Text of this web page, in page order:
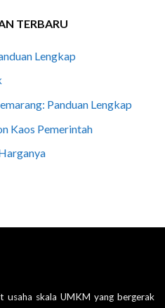
TERBARU
Lengkap
Panduan Lengkap
Kaos Pemerintah
skala UMKM yang bergerak